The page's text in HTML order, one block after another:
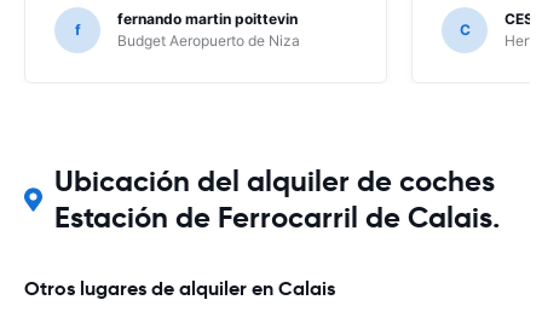
f
fernando martin poittevin
Budget Aeropuerto de Niza
C
Ubicación del alquiler de coches
Estación de Ferrocarril de Calais.
Otros lugares de alquiler en Calais